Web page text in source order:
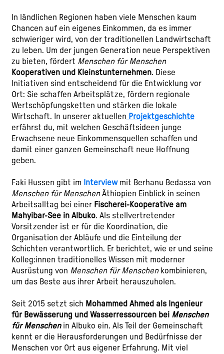
In ländlichen Regionen haben viele Menschen kaum
Chancen auf ein eigenes Einkommen, da es immer
schwieriger wird, von der traditionellen Landwirtschaft
zu leben. Um der jungen Generation neue Perspektiven
zu bieten, fördert Menschen für Menschen
Kooperativen und Kleinstunternehmen. Diese
Initiativen sind entscheidend für die Entwicklung vor
Ort: Sie schaffen Arbeitsplätze, fördern regionale
Wertschöpfungsketten und stärken die lokale
Wirtschaft. In unserer aktuellen Projektgeschichte
erfährst du, mit welchen Geschäftsideen junge
Erwachsene neue Einkommensquellen schaffen und
damit einer ganzen Gemeinschaft neue Hoffnung
geben.
Faki Hussen gibt im Interviewmit Berhanu Bedassa von
Menschen für MenschenÄthiopien Einblick in seinen
Arbeitsalltag bei einer Fischerei-Kooperative am
Mahyibar-See in Albuko. Als stellvertretender
Vorsitzender ist er für die Koordination, die
Organisation der Abläufe und die Einteilung der
Schichten verantwortlich. Er berichtet, wie er und seine
Kolleg:innen traditionelles Wissen mit moderner
Ausrüstung von Menschen für Menschenkombinieren,
um das Beste aus ihrer Arbeit herauszuholen.
Seit 2015 setzt sich Mohammed Ahmed als Ingenieur
für Bewässerung und Wasserressourcen bei Menschen
für Menschen in Albuko ein. Als Teil der Gemeinschaft
kennt er die Herausforderungen und Bedürfnisse der
Menschen vor Ort aus eigener Erfahrung. Mit viel